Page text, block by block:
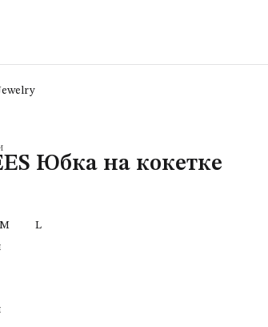
Юбка на кокетке
M
L